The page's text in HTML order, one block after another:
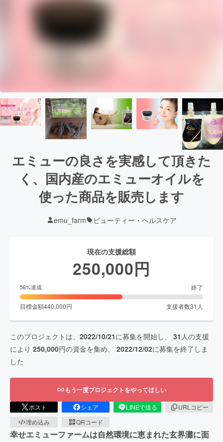
エミューの良さを実感して頂きた
く、国内産のエミューオイルを
使った商品を販売します
emu_farm ビューティー・ヘルスケア
現在の支援総額
250,000円
56%達成 終了
目標金額440,000円 支援者数31 人
このプロジェクトは、 2022/10/21に募集を開始し、 31 人の支援
により 250,000円の資金を集め、 2022/12/02に募集を終了しま
した
もう一度プロジェクトをやってほしい
ポスト シェア LINEで送る
URLコピー
埋め込み
QRコード
幸せエミューファームは自然環境に恵まれた玄界灘に面